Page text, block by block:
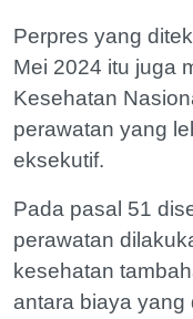
Perpres yang
Mei 2024 itu juga
Kesehatan
perawatan yang
eksekutif.
Pada pasal 51
perawatan
kesehatan
antara biaya yang